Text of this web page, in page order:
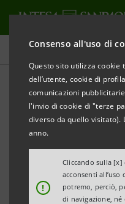
Consenso all'uso di
Questo sito utilizza cookie
dell’utente, cookie di
comunicazioni
l'invio di cookie di "terze
diverso da quello visitato).
anno.
!
Cliccando sulla
acconsenti
potremo, perciò,
di navigazione,
Tutte le news
Intesa
con
Ricci